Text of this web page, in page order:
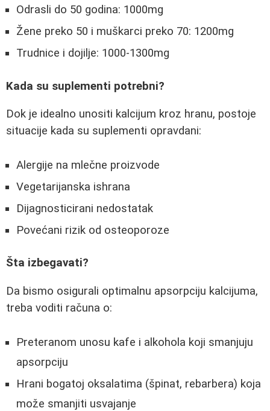
Odrasli do 50 godina: 1000mg
Žene preko 50 i muškarci preko 70: 1200mg
Trudnice i dojilje: 1000-1300mg
Kada su suplementi potrebni?
Dok je idealno unositi kalcijum kroz hranu, postoje
situacije kada su suplementi opravdani:
Alergije na mlečne proizvode
Vegetarijanska ishrana
Dijagnosticirani nedostatak
Povećani rizik od osteoporoze
Šta izbegavati?
Da bismo osigurali optimalnu apsorpciju kalcijuma,
treba voditi računa o:
Preteranom unosu kafe i alkohola koji smanjuju
apsorpciju
Hrani bogatoj oksalatima (špinat, rebarbera) koja
može smanjiti usvajanje